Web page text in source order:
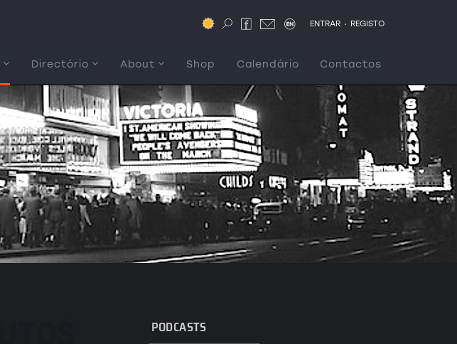
ENTRAR . REGISTO
Directório About Shop Calendário Contactos
PODCASTS